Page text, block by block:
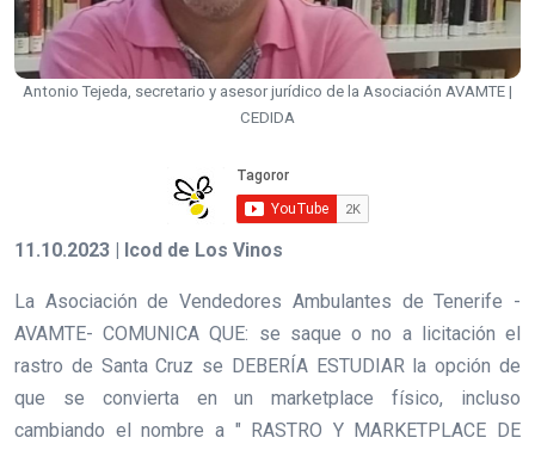
Antonio Tejeda, secretario y asesor jurídico de la Asociación AVAMTE |
CEDIDA
11.10.2023 | Icod de Los Vinos
La Asociación de Vendedores Ambulantes de Tenerife -
AVAMTE- COMUNICA QUE: se saque o no a licitación el
rastro de Santa Cruz se DEBERÍA ESTUDIAR la opción de
que se convierta en un marketplace físico, incluso
cambiando el nombre a " RASTRO Y MARKETPLACE DE